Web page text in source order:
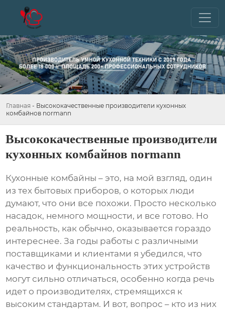
Главная - Высококачественные производители кухонных
комбайнов normann
Высококачественные производители
кухонных комбайнов normann
Кухонные комбайны – это, на мой взгляд, один
из тех бытовых приборов, о которых люди
думают, что они все похожи. Просто несколько
насадок, немного мощности, и все готово. Но
реальность, как обычно, оказывается гораздо
интереснее. За годы работы с различными
поставщиками и клиентами я убедился, что
качество и функциональность этих устройств
могут сильно отличаться, особенно когда речь
идет о производителях, стремящихся к
высоким стандартам. И вот, вопрос – кто из них